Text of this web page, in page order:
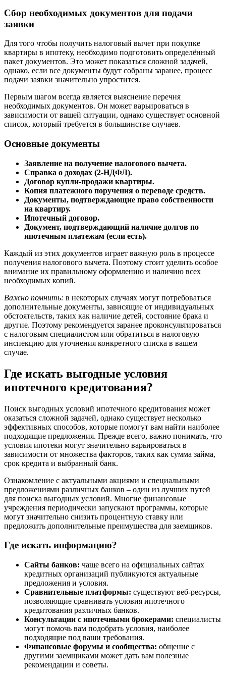
Сбор необходимых документов для подачи
заявки
Для того чтобы получить налоговый вычет при покупке
квартиры в ипотеку, необходимо подготовить определённый
пакет документов. Это может показаться сложной задачей,
однако, если все документы будут собраны заранее, процесс
подачи заявки значительно упростится.
Первым шагом всегда является выяснение перечня
необходимых документов. Он может варьироваться в
зависимости от вашей ситуации, однако существует основной
список, который требуется в большинстве случаев.
Основные документы
Заявление на получение налогового вычета.
Справка о доходах (2-НДФЛ).
Договор купли-продажи квартиры.
Копия платежного поручения о переводе средств.
Документы, подтверждающие право собственности
на квартиру.
Ипотечный договор.
Документ, подтверждающий наличие долгов по
ипотечным платежам (если есть).
Каждый из этих документов играет важную роль в процессе
получения налогового вычета. Поэтому стоит уделить особое
внимание их правильному оформлению и наличию всех
необходимых копий.
Важно помнить: в некоторых случаях могут потребоваться
дополнительные документы, зависящие от индивидуальных
обстоятельств, таких как наличие детей, состояние брака и
другие. Поэтому рекомендуется заранее проконсультироваться
с налоговым специалистом или обратиться в налоговую
инспекцию для уточнения конкретного списка в вашем
случае.
Где искать выгодные условия
ипотечного кредитования?
Поиск выгодных условий ипотечного кредитования может
оказаться сложной задачей, однако существует несколько
эффективных способов, которые помогут вам найти наиболее
подходящие предложения. Прежде всего, важно понимать, что
условия ипотеки могут значительно варьироваться в
зависимости от множества факторов, таких как сумма займа,
срок кредита и выбранный банк.
Ознакомление с актуальными акциями и специальными
предложениями различных банков – один из лучших путей
для поиска выгодных условий. Многие финансовые
учреждения периодически запускают программы, которые
могут значительно снизить процентную ставку или
предложить дополнительные преимущества для заемщиков.
Где искать информацию?
Сайты банков: чаще всего на официальных сайтах
кредитных организаций публикуются актуальные
предложения и условия.
Сравнительные платформы: существуют веб-ресурсы,
позволяющие сравнивать условия ипотечного
кредитования различных банков.
Консультации с ипотечными брокерами: специалисты
могут помочь вам подобрать условия, наиболее
подходящие под ваши требования.
Финансовые форумы и сообщества: общение с
другими заемщиками может дать вам полезные
рекомендации и советы.